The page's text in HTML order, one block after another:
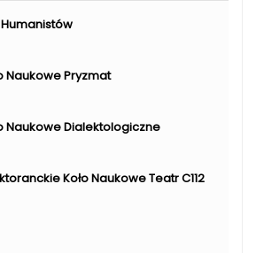
Naukowe Pryzmat
Naukowe Dialektologiczne
Koło Naukowe Teatr C112